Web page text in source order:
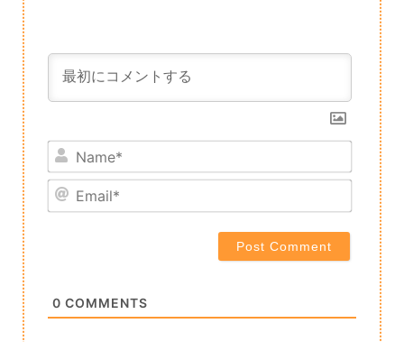
Name*
Email*
0 COMMENTS